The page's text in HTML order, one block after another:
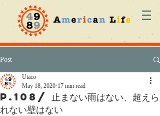
Post
p.108/ 止まない雨はない、超えら
れない壁はない
Utaco
May 18, 2020 17 min read